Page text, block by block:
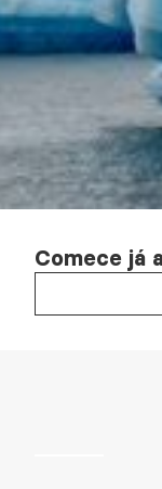
Comece já